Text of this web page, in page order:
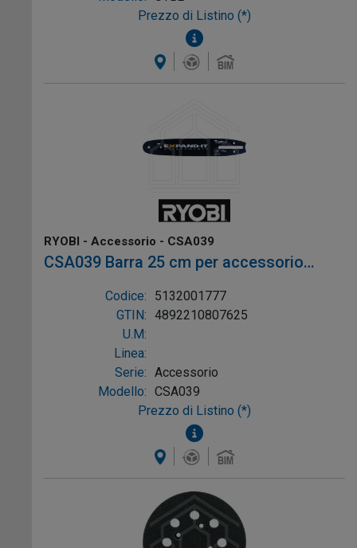
Prezzo di Listino (*)
RYOBI - Accessorio - CSA039
CSA039 Barra 25 cm per accessorio
potatore Expand-it (APR04, RXPR01)
Codice:
5132001777
GTIN: 4892210807625
U.M:
Linea:
Serie: Accessorio
Modello: CSA039
Prezzo di Listino (*)